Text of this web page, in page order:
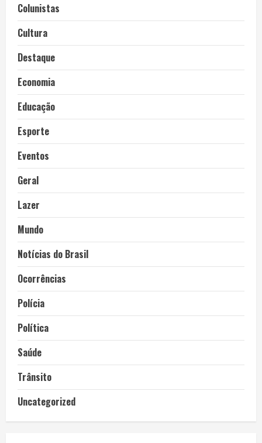
Colunistas
Cultura
Destaque
Economia
Educação
Esporte
Eventos
Geral
Lazer
Mundo
Notícias do Brasil
Ocorrências
Polícia
Política
Saúde
Trânsito
Uncategorized